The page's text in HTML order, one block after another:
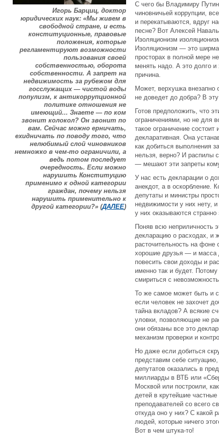
Игорь Барциц, доктор
юридических наук: «Мы живем в
свободной стране, и есть
конституционные, правовые
положения, которые
регламентируют возможности
пользования своей
собственностью, оборота
собственности. А запрет на
недвижимость за рубежом для
госслужащих — чистой воды
популизм, к антикоррупционной
политике отношения не
имеющий... Знаете — по ком
звонит колокол? Он звонит по
вам. Сейчас можно ерничать,
ехидничать по поводу того, что
нелюбимый слой чиновников
немножко в чем-то ограничили, а
ведь потом последует
очередность. Если можно
нарушить Конституцию
применимо к одной категории
граждан, почему нельзя
нарушить применительно к
другой категории?» (ДАЛЕЕ)
С чего бы Владимиру
чиновничьей коррупции,
и перекатываются, вдруг
песне? Вот Алексей
Изоляционизм
Изоляционизм — это
просторах в полной мере
менять надо. А это долго и
причина.
Может, верхушка внезапно
не доведет до добра? В
Готов предположить, что
ограничениями, но не для
такое ограничение
декларативная. Она
как добиться выполнения
нельзя, верно? И распилы
— мешают эти запреты
У нас есть декларации о
анекдот, а в оскорбление.
депутаты и министры
недвижимости у них нету,
у них оказываются
Поняв всю неприличность
декларацию о расходах, и
расточительность на
хорошие друзья — и масса
повесить свои доходы и
именно так и будет.
смириться с
То же самое может быть и
если человек не захочет
тайна вкладов? А всякие
уловки, позволяющие не
они обязаны все это
механизм проверки и
Но даже если добиться
представим себе
депутатов оказались в
миллиарды в ВТБ или
Москвой или построили,
детей в крутейшие
преподавателей со всего
откуда оно у них? С какой
людей, которые ничего
Вот в чем штука-то!